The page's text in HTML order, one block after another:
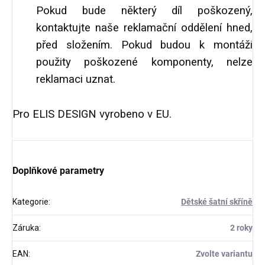
Pokud bude některý díl poškozený,
kontaktujte naše reklamační oddělení hned,
před složením. Pokud budou k montáži
použity poškozené komponenty, nelze
reklamaci uznat.
Pro ELIS DESIGN vyrobeno v EU.
Doplňkové parametry
Kategorie: Dětské šatní skříně
Záruka: 2 roky
EAN: Zvolte variantu